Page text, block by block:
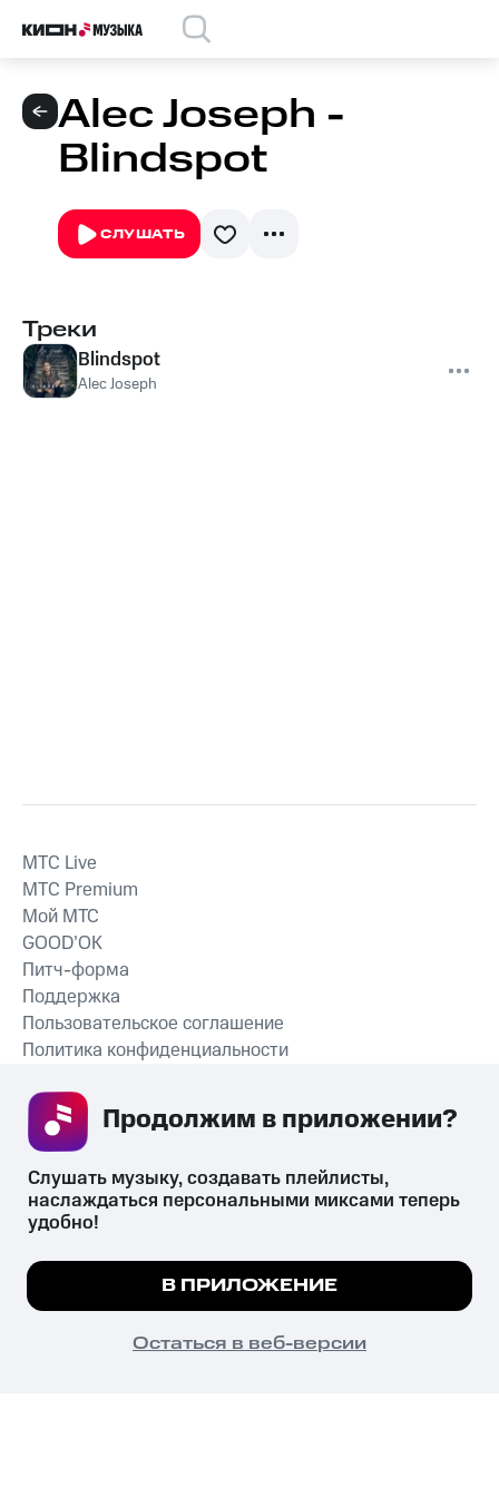
Alec Joseph -
Blindspot
СЛУШАТЬ
Треки
Blindspot
Alec Joseph
СКАЧАТЬ ПРИЛОЖЕНИЕ
MTС Live
MTС Premium
Мой МТС
GOOD’OK
Питч-форма
Поддержка
Пользовательское соглашение
Политика конфиденциальности
психотропных веществ, их аналогов причиняет вред здоровью,
их незаконный оборот запрещён и влечёт установленную
законодательством ответственность.
© 2026 ООО «КИОН».
Все права защищены
Мы используем куки, чтобы на сайте все
Подробнее
ПОНЯТНО
Слушать музыку, создавать плейлисты,
наслаждаться персональными миксами теперь
удобно!
В ПРИЛОЖЕНИЕ
Остаться в веб-версии